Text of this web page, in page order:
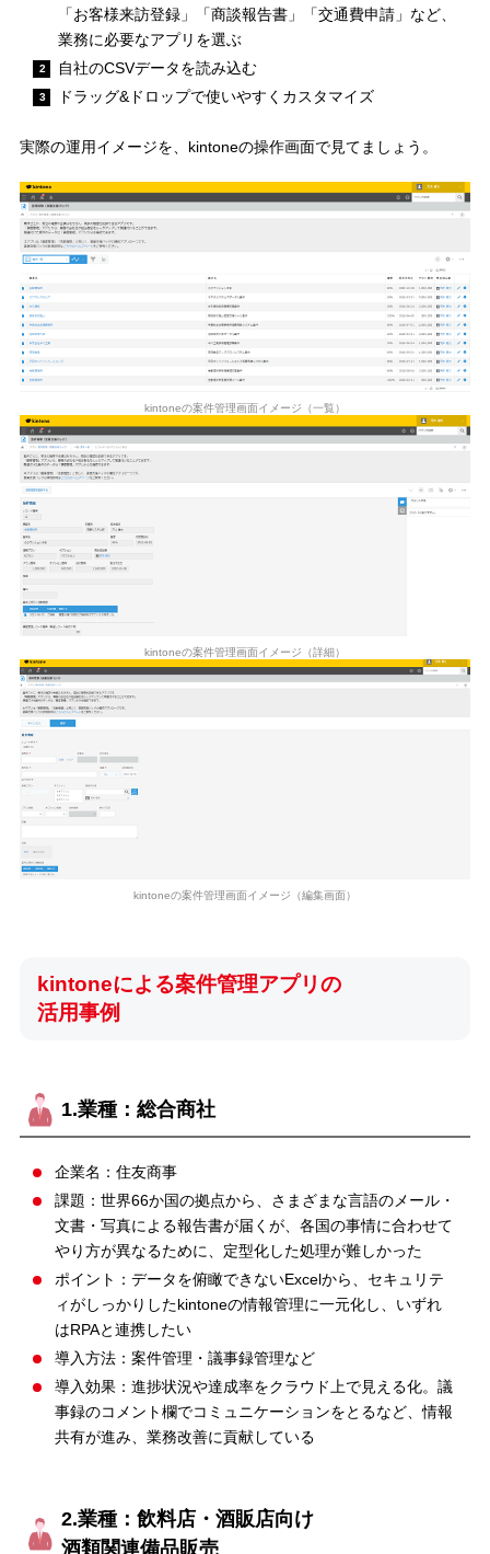
「お客様来訪登録」「商談報告書」「交通費申請」など、
業務に必要なアプリを選ぶ
自社のCSVデータを読み込む
ドラッグ&ドロップで使いやすくカスタマイズ
実際の運用イメージを、kintoneの操作画面で見てましょう。
kintoneの案件管理画面イメージ（一覧）
kintoneの案件管理画面イメージ（詳細）
kintoneの案件管理画面イメージ（編集画面）
kintoneによる案件管理アプリの
活用事例
1.業種：総合商社
企業名：住友商事
課題：世界66か国の拠点から、さまざまな言語のメール・
文書・写真による報告書が届くが、各国の事情に合わせて
やり方が異なるために、定型化した処理が難しかった
ポイント：データを俯瞰できないExcelから、セキュリテ
ィがしっかりしたkintoneの情報管理に一元化し、いずれ
はRPAと連携したい
導入方法：案件管理・議事録管理など
導入効果：進捗状況や達成率をクラウド上で見える化。議
事録のコメント欄でコミュニケーションをとるなど、情報
共有が進み、業務改善に貢献している
2.業種：飲料店・酒販店向け
酒類関連備品販売